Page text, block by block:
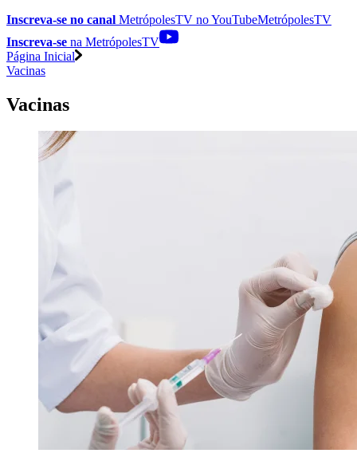
Inscreva-se no canal MetrópolesTV noYouTubeMetrópolesTV
Inscreva-se na MetrópolesTV
Página Inicial
Vacinas
Vacinas